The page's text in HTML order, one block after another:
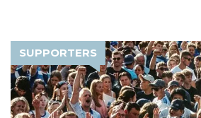
SUPPORTERS